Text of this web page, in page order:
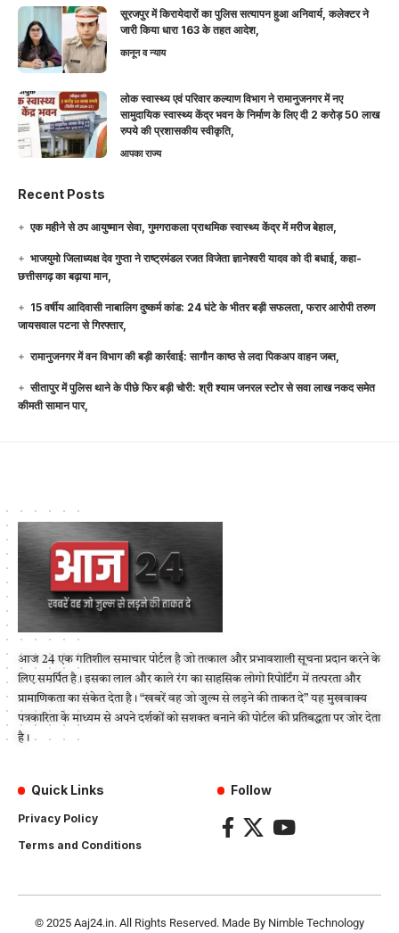
सूरजपुर में किरायेदारों का पुलिस सत्यापन हुआ अनिवार्य, कलेक्टर ने
जारी किया धारा 163 के तहत आदेश,
कानून व न्याय
लोक स्वास्थ्य एवं परिवार कल्याण विभाग ने रामानुजनगर में नए
सामुदायिक स्वास्थ्य केंद्र भवन के निर्माण के लिए दी 2 करोड़ 50 लाख
रुपये की प्रशासकीय स्वीकृति,
आपका राज्य
Recent Posts
एक महीने से ठप आयुष्मान सेवा, गुमगराकला प्राथमिक स्वास्थ्य केंद्र में मरीज बेहाल,
भाजयुमो जिलाध्यक्ष देव गुप्ता ने राष्ट्रमंडल रजत विजेता ज्ञानेश्वरी यादव को दी बधाई, कहा-
छत्तीसगढ़ का बढ़ाया मान,
15 वर्षीय आदिवासी नाबालिग दुष्कर्म कांड: 24 घंटे के भीतर बड़ी सफलता, फरार आरोपी तरुण
जायसवाल पटना से गिरफ्तार,
रामानुजनगर में वन विभाग की बड़ी कार्रवाई: सागौन काष्ठ से लदा पिकअप वाहन जब्त,
सीतापुर में पुलिस थाने के पीछे फिर बड़ी चोरी: श्री श्याम जनरल स्टोर से सवा लाख नकद समेत
कीमती सामान पार,
आज 24 एक गतिशील समाचार पोर्टल है जो तत्काल और प्रभावशाली सूचना प्रदान करने के
लिए समर्पित है। इसका लाल और काले रंग का साहसिक लोगो रिपोर्टिंग में तत्परता और
प्रामाणिकता का संकेत देता है। “खबरें वह जो जुल्म से लड़ने की ताकत दे” यह मुखवाक्य
पत्रकारिता के माध्यम से अपने दर्शकों को सशक्त बनाने की पोर्टल की प्रतिबद्धता पर जोर देता
है।
Quick Links
Privacy Policy
Terms and Conditions
Follow
© 2025 Aaj24.in. All Rights Reserved. Made By Nimble Technology